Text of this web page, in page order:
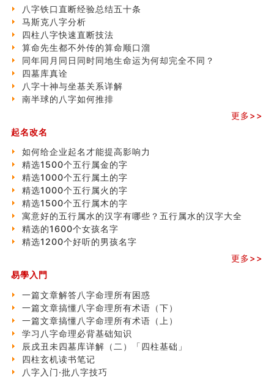
大門風水五大禁忌！大門風水擺設？門中門風水解方？
出现这几种面相桃花泛
寓意好的五行属水的汉字有哪些？五行属水的汉字大全
玄空本义 (一)
＂天下第一关＂的由来
无名指长的人有艺术天赋？手指长短能看出什么？
六爻測住宅風水 (三)
別再一知半解！正解住宅風水十大禁忌
風水辟邪大全
八字铁口直断经验总结五十条
马斯克八字分析
四柱八字快速直断技法
算命先生都不外传的算命顺口溜
同年同月同日同时同地生命运为何却完全不同？
四墓库真诠
八字十神与坐基关系详解
南半球的八字如何推排
更多>>
起名改名
如何给企业起名才能提高影响力
精选1500个五行属金的字
精选1000个五行属土的字
精选1000个五行属火的字
精选1500个五行属木的字
寓意好的五行属水的汉字有哪些？五行属水的汉字大全
精选的1600个女孩名字
精选1200个好听的男孩名字
更多>>
易學入門
一篇文章解答八字命理所有困惑
一篇文章搞懂八字命理所有术语（下）
一篇文章搞懂八字命理所有术语（上）
学习八字命理必背基础知识
辰戌丑未四墓库详解（二）「四柱基础」
四柱玄机读书笔记
八字入门·批八字技巧